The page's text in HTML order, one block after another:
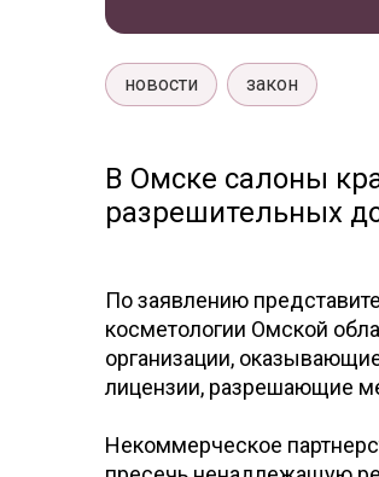
новости закон
В Омске салоны
разрешительных
По заявлению
косметологии Омской
организации,
лицензии, разрешающие
Некоммерческое